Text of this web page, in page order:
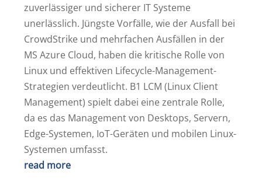
zuverlässiger und sicherer IT Systeme
unerlässlich. Jüngste Vorfälle, wie der Ausfall bei
CrowdStrike und mehrfachen Ausfällen in der
MS Azure Cloud, haben die kritische Rolle von
Linux und effektiven Lifecycle-Management-
Strategien verdeutlicht. B1 LCM (Linux Client
Management) spielt dabei eine zentrale Rolle,
da es das Management von Desktops, Servern,
Edge-Systemen, IoT-Geräten und mobilen Linux-
Systemen umfasst.
read more